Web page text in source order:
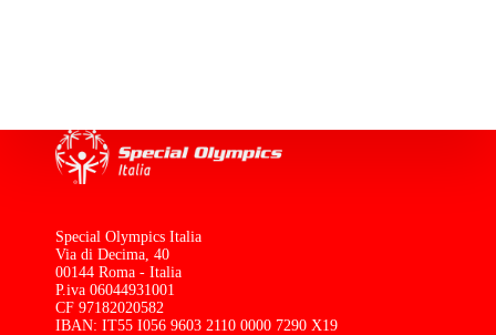
Special Olympics Italia
Via di Decima, 40
00144 Roma - Italia
P.iva 06044931001
CF 97182020582
IBAN: IT55 I056 9603 2110 0000 7290 X19